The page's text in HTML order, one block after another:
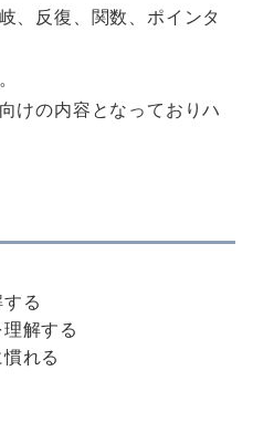
、反復、関数、ポインタ
けの内容となっておりハ
る
解する
れる